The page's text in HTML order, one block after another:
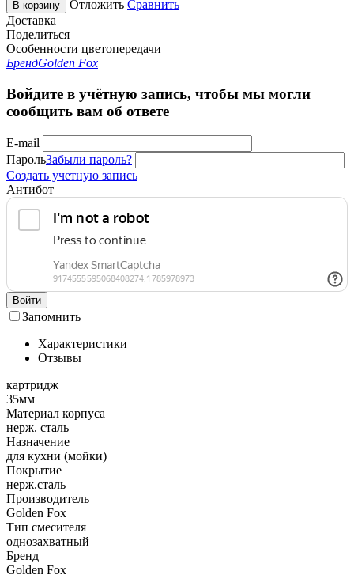
В корзину Отложить Сравнить
Доставка
Поделиться
Особенности цветопередачи
БрендGolden Fox
Войдите в учётную запись, чтобы мы могли
сообщить вам об ответе
E-mail
ПарольЗабыли пароль?
Создать учетную запись
Антибот
Войти
Запомнить
Характеристики
Отзывы
картридж
35мм
Материал корпуса
нерж. сталь
Назначение
для кухни (мойки)
Покрытие
нерж.сталь
Производитель
Golden Fox
Тип смесителя
однозахватный
Бренд
Golden Fox